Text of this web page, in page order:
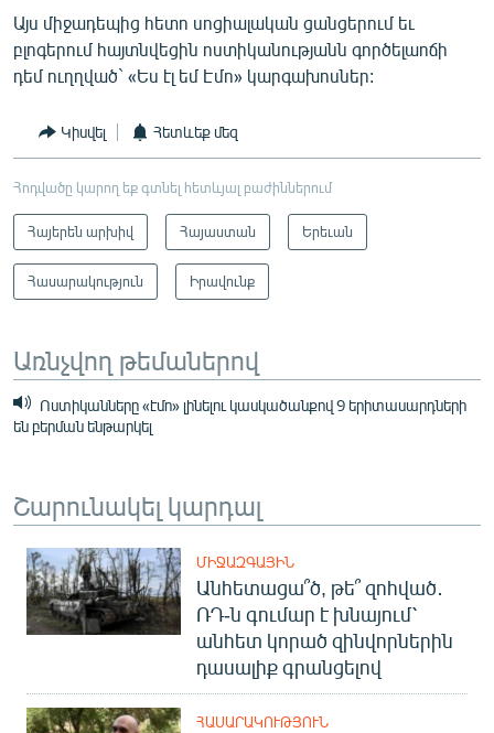
Այս միջադեպից հետո սոցիալական ցանցերում եւ
բլոգերում հայտնվեցին ոստիկանությանն գործելաոճի
դեմ ուղղված` «Ես էլ եմ Էմո» կարգախոսներ:
Կիսվել Հետևեք մեզ
Հոդվածը կարող եք գտնել հետևյալ բաժիններում
Հայերեն արխիվ Հայաստան Երեւան
Հասարակություն Իրավունք
Առնչվող թեմաներով
Ոստիկանները «էմո» լինելու կասկածանքով 9 երիտասարդների
են բերման ենթարկել
Շարունակել կարդալ
ՄԻՋԱԶԳԱՅԻՆ
Անհետացա՞ծ, թե՞ զոհված․
ՌԴ-ն գումար է խնայում՝
անհետ կորած զինվորներին
դասալիք գրանցելով
ՀԱՍԱՐԱԿՈՒԹՅՈՒՆ